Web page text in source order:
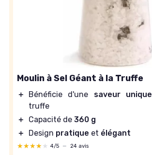
Moulin à Sel Géant à la Truffe
＋ Bénéficie d'une saveur unique
truffe
＋
Capacité de 360 g
＋
Design pratique et élégant
★★★★★
★★★★★ 4/5 — 24 avis